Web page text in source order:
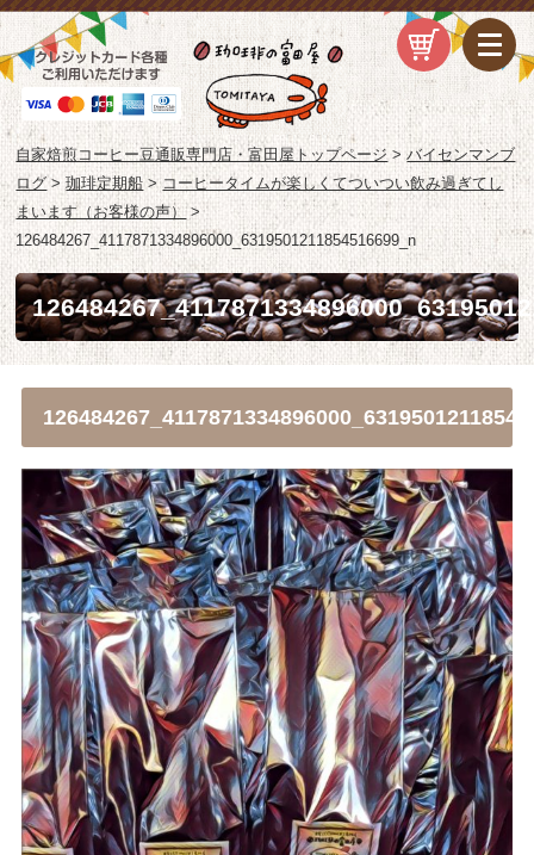
自家焙煎コーヒー豆通販専門店・富田屋トップページ>バイセンマンブ
ログ>珈琲定期船 > コーヒータイムが楽しくてついつい飲み過ぎてし
まいます（お客様の声）>
126484267_4117871334896000_6319501211854516699_n